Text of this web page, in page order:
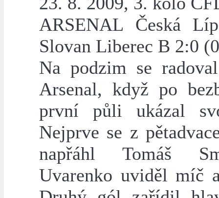
ARSENAL Česká
Slovan Liberec B 2:0
Na podzim se
Arsenal, když po
první půli ukázal
Nejprve se z
napřáhl Tomáš
Uvarenko uviděl míč